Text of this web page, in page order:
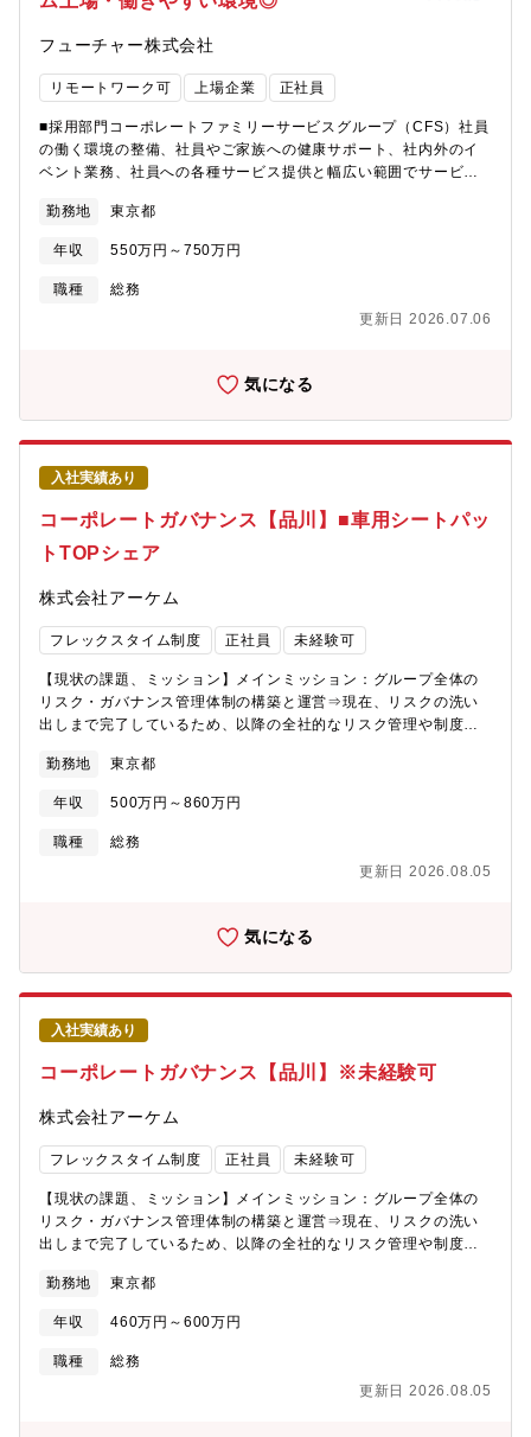
や状況などを正しく把握し理解する力?論理的に物事を考える力?
難しいことや経験のないことにもひるまない挑戦心?自身やチーム
を成長させようとする向上心?最後まで諦めない熱意・バイタリテ
変化への適応力
フューチャー株式会社
リモートワーク可 上場企業 正社員
■採用部門コーポレートファミリーサービスグループ（CFS）社員
の働く環境の整備、社員やご家族への健康サポート、社内外のイ
ベント業務、社員への各種サービス提供と幅広い範囲でサービス
率：100％・メンバーの雰囲気：対社員向けの仕事ということもあ
り、他部門とも柔軟にコミュニケーションが取れる穏やかな方が
多いです。■オフィスファシリティチーム・チーム人数：2名（業
務に応じて他チームからサポートメンバーが入ります）■募集背景
を目指して、増員します。■職務内容の概要オフィス戦略の立案構
険対応等）、その他：共益業務等サポート部署の一員として オ
フィスの環境整備に関わる業務をお任せいたします。その他、総
務部門として社員に対するサービス（ファシリティ管理、オフィ
スの環境整備、庶務業務等）もチームメンバーとともに対応頂き
ます。■具体的な業務内容・オフィス環境全般の対応（増床・減床
／レイアウト変更／移転など）・オフィス、什器の修繕対応・フ
ァシリティ管理（具体的どんな業務が発生しそうか）・備品、機
器管理、リスク管理（BCP,保険対応等）・その他、CFS業務全体
■求める人物像 ・安定した勤怠で勤務できる方 ・コミュニケー
い方） ・明るく安定した受け答えができる方 ・ホスピタ
リティ精神がある方
勤務地 東京都
年収 550万円～750万円
職種
総務
更新日 2026.07.06
気になる
入社実績あり
コーポレートガバナンス【品川】■車用シートパッ
トTOPシェア
株式会社アーケム
フレックスタイム制度 正社員 未経験可
【現状の課題、ミッション】メインミッション：グループ全体の
リスク・ガバナンス管理体制の構築と運営⇒現在、リスクの洗い
出しまで完了しているため、以降の全社的なリスク管理や制度設
ループの持続的かつ健全な運営のため、全社的なリスクを適切に
把握・管理し、リスクの発生を未然に防ぐことは、非常に重要な
キーファクターです。各部署や各拠点の状況を踏まえ、コーポレ
ートガバナンス業務に取り組んでいただけることを期待していま
当」としてご活躍いただきます。裁量権を持ちながら、リスクマ
環境です。（具体的な業務一例）・グループ全体のリスク・ガバ
ナンス管理体制の構築と運営（メインミッション）・会社経営層
のサポート （経営会議／取締役会／株主総会の運営）・株主との
リレーション構築・グループ横断でのコーポレート機能設計など
【将来的な業務期待】ご入社後は、コーポレートガバナンス業務
を始めとして、内部統制・内部監査・安全防災といった会社の基
盤となるような組織で活躍いただき、将来はGr会社の管理などの
組織を束ねるリーダーになることを期待しています。【配属部
署】リスクマネジメント部 - リスク・ガバナンス管理課※国内外
問わず、グループ全体での活動支援を領域とします。【部署概
要】2022年8月にブリヂストンから独立以降、アーケムはグルー
プ全体のリスク統制統括の立場から、ERM（Enterprise Risk
Management）を推進し、グローバル全体のあらゆるリスクを網
羅的に把握し、会社として取り組むべきリスクの洗い出しを実施
しています。【組織構成】課長：40代男性（※社長秘書を兼任）
向けて担当者の方を募集しております※本ポジションを含め、25
／月程度〇休日出勤：基本的に無し〇在宅勤務：原則出社となり
ます。
勤務地 東京都
年収 500万円～860万円
職種
総務
更新日 2026.08.05
気になる
入社実績あり
コーポレートガバナンス【品川】※未経験可
株式会社アーケム
フレックスタイム制度 正社員 未経験可
【現状の課題、ミッション】メインミッション：グループ全体の
リスク・ガバナンス管理体制の構築と運営⇒現在、リスクの洗い
出しまで完了しているため、以降の全社的なリスク管理や制度設
ループの持続的かつ健全な運営のため、全社的なリスクを適切に
把握・管理し、リスクの発生を未然に防ぐことは、非常に重要な
キーファクターです。各部署や各拠点の状況を踏まえ、コーポレ
ートガバナンス業務に取り組んでいただけることを期待していま
当」としてご活躍いただきます。裁量権を持ちながら、リスクマ
勤務地 東京都
年収 460万円～600万円
職種
総務
更新日 2026.08.05